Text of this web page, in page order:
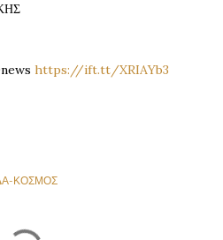
https://ift.tt/XRIAYb3
ΚΟΣΜΟΣ